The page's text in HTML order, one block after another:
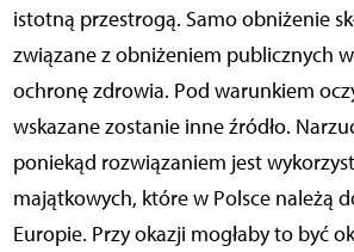
istotną przestrogą. Samo obniżenie
związane z obniżeniem publicznych
ochronę zdrowia. Pod warunkiem
wskazane zostanie inne źródło.
poniekąd rozwiązaniem jest
majątkowych, które w Polsce należą
Europie. Przy okazji mogłaby to być